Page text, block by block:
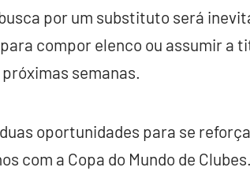
por um substituto será
compor elenco ou assumir a
semanas.
oportunidades para se
com a Copa do Mundo de